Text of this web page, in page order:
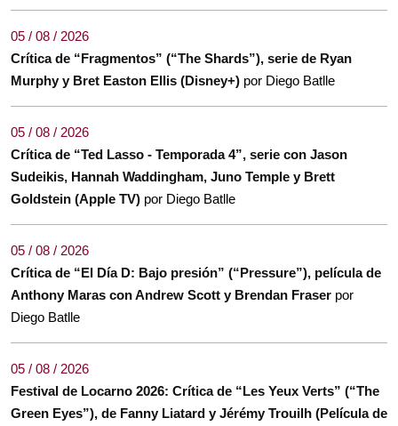
05 / 08 / 2026
Crítica de “Fragmentos” (“The Shards”), serie de Ryan
Murphy y Bret Easton Ellis (Disney+) por Diego Batlle
05 / 08 / 2026
Crítica de “Ted Lasso - Temporada 4”, serie con Jason
Sudeikis, Hannah Waddingham, Juno Temple y Brett
Goldstein (Apple TV) por Diego Batlle
05 / 08 / 2026
Crítica de “El Día D: Bajo presión” (“Pressure”), película de
Anthony Maras con Andrew Scott y Brendan Fraser por
Diego Batlle
05 / 08 / 2026
Festival de Locarno 2026: Crítica de “Les Yeux Verts” (“The
Green Eyes”), de Fanny Liatard y Jérémy Trouilh (Película de